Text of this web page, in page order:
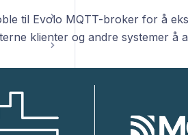
2026
til Evolo MQTT-broker for å
klienter og andre systemer å